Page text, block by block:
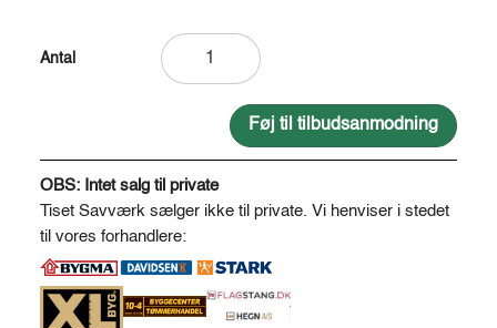
Føj til tilbudsanmodning
A
l
t
e
r
n
OBS: Intet salg til private
Tiset Savværk sælger ikke til private. Vi henviser i stedet
til vores forhandlere: